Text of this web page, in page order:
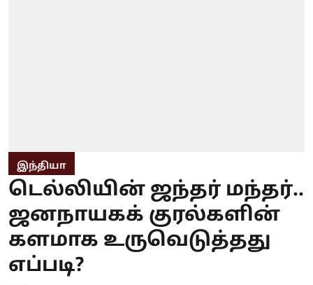
இந்தியா
டெல்லியின் ஜந்தர் மந்தர்..
ஜனநாயகக் குரல்களின்
களமாக உருவெடுத்தது
எப்படி?